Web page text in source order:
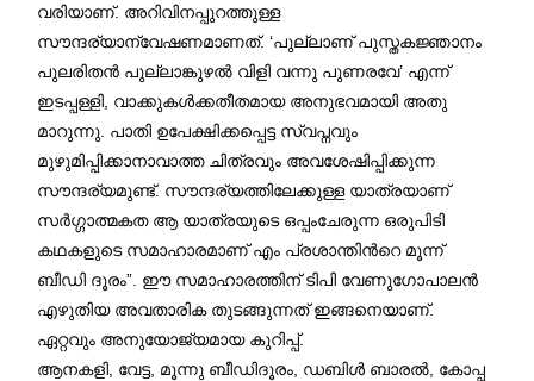
വരിയാണ്. അറിവിനപ്പുറത്തുള്ള
സൗന്ദര്യാന്വേഷണമാണത്. ‘പുല്ലാണ് പുസ്തകജ്ഞാനം
പുലരിതൻ പുല്ലാങ്കുഴൽ വിളി വന്നു പുണരവേ’ എന്ന്
ഇടപ്പള്ളി, വാക്കുകൾക്കതീതമായ അനുഭവമായി അതു
മാറുന്നു. പാതി ഉപേക്ഷിക്കപ്പെട്ട സ്വപ്നവും
മുഴുമിപ്പിക്കാനാവാത്ത ചിത്രവും അവശേഷിപ്പിക്കുന്ന
സൗന്ദര്യമുണ്ട്. സൗന്ദര്യത്തിലേക്കുള്ള യാത്രയാണ്
സർഗ്ഗാത്മകത ആ യാത്രയുടെ ഒപ്പംചേരുന്ന ഒരുപിടി
കഥകളുടെ സമാഹാരമാണ് എം പ്രശാന്തിൻറെ മൂന്ന്
ബീഡി ദൂരം”. ഈ സമാഹാരത്തിന് ടിപി വേണുഗോപാലൻ
എഴുതിയ അവതാരിക തുടങ്ങുന്നത് ഇങ്ങനെയാണ്.
ഏറ്റവും അനുയോജ്യമായ കുറിപ്പ്.
ആനകളി, വേട്ട, മൂന്നു ബീഡിദൂരം, ഡബിൾ ബാരൽ, കോപ്പ